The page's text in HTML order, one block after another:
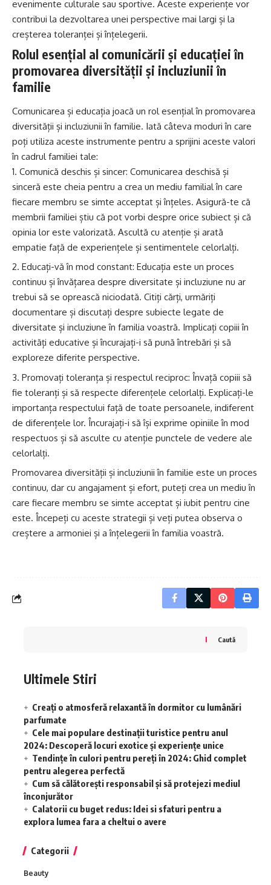
evenimente culturale sau sportive. Aceste experiențe vor
contribui la dezvoltarea unei perspective mai largi și la
creșterea toleranței și înțelegerii.
Rolul esențial al comunicării și educației în
promovarea diversității și incluziunii în
familie
Comunicarea și educația joacă un rol esențial în promovarea
diversității și incluziunii în familie. Iată câteva moduri în care
poți utiliza aceste instrumente pentru a sprijini aceste valori
în cadrul familiei tale:
Comunică deschis și sincer: Comunicarea deschisă și
sinceră este cheia pentru a crea un mediu familial în care
fiecare membru se simte acceptat și înțeles. Asigură-te că
membrii familiei știu că pot vorbi despre orice subiect și că
opinia lor este valorizată. Ascultă cu atenție și arată
empatie față de experiențele și sentimentele celorlalți.
Educați-vă în mod constant: Educația este un proces
continuu și învățarea despre diversitate și incluziune nu ar
trebui să se oprească niciodată. Citiți cărți, urmăriți
documentare și discutați despre subiecte legate de
diversitate și incluziune în familia voastră. Implicați copiii în
activități educative și încurajați-i să pună întrebări și să
exploreze diferite perspective.
Promovați toleranța și respectul reciproc: Învață copiii să
fie toleranți și să respecte diferențele celorlalți. Explicați-le
importanța respectului față de toate persoanele, indiferent
de diferențele lor. Încurajați-i să își exprime opiniile în mod
respectuos și să asculte cu atenție punctele de vedere ale
celorlalți.
Promovarea diversității și incluziunii în familie este un proces
continuu, dar cu angajament și efort, puteți crea un mediu în
care fiecare membru se simte acceptat și iubit pentru cine
este. Începeți cu aceste strategii și veți putea observa o
creștere a armoniei și a înțelegerii în familia voastră.
Caută
Ultimele Stiri
Creați o atmosferă relaxantă în dormitor cu lumânări
parfumate
Cele mai populare destinații turistice pentru anul
2024: Descoperă locuri exotice și experiențe unice
Tendințe în culori pentru pereți în 2024: Ghid complet
pentru alegerea perfectă
Cum să călătorești responsabil și să protejezi mediul
înconjurător
Calatorii cu buget redus: Idei si sfaturi pentru a
explora lumea fara a cheltui o avere
Categorii
Beauty